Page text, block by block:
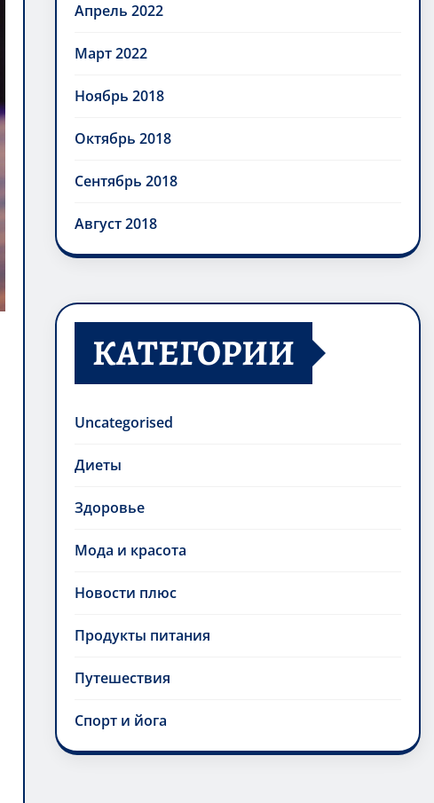
Апрель 2022
Март 2022
Ноябрь 2018
Октябрь 2018
Сентябрь 2018
Август 2018
КАТЕГОРИИ
Uncategorised
Диеты
Здоровье
Мода и красота
Новости плюс
Продукты питания
Путешествия
Спорт и йога